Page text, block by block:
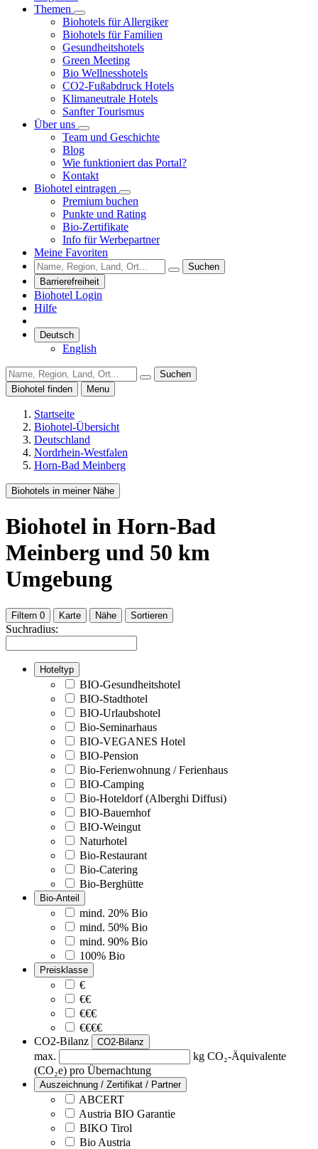
Themen
Biohotels für Allergiker
Biohotels für Familien
Gesundheitshotels
Green Meeting
Bio Wellnesshotels
CO2-Fußabdruck Hotels
Klimaneutrale Hotels
Sanfter Tourismus
Über uns
Team und Geschichte
Blog
Wie funktioniert das Portal?
Kontakt
Biohotel eintragen
Premium buchen
Punkte und Rating
Bio-Zertifikate
Info für Werbepartner
Meine Favoriten
Suchen
Barrierefreiheit
Biohotel Login
Hilfe
Deutsch
English
Suchen
Biohotel finden
Menu
Startseite
Biohotel-Übersicht
Deutschland
Nordrhein-Westfalen
Horn-Bad Meinberg
Biohotels in meiner Nähe
Biohotel in Horn-Bad
Meinberg und 50 km
Umgebung
Filtern 0 Karte Nähe Sortieren
Suchradius:
Hoteltyp
BIO-Gesundheitshotel
BIO-Stadthotel
BIO-Urlaubshotel
Bio-Seminarhaus
BIO-VEGANES Hotel
BIO-Pension
Bio-Ferienwohnung / Ferienhaus
BIO-Camping
Bio-Hoteldorf (Alberghi Diffusi)
BIO-Bauernhof
BIO-Weingut
Naturhotel
Bio-Restaurant
Bio-Catering
Bio-Berghütte
Bio-Anteil
mind. 20% Bio
mind. 50% Bio
mind. 90% Bio
100% Bio
Preisklasse
€
€€
€€€
€€€€
CO2-Bilanz
CO2-Bilanz
max.
kg CO₂-Äquivalente
(CO₂e) pro Übernachtung
Auszeichnung / Zertifikat / Partner
ABCERT
Austria BIO Garantie
BIKO Tirol
Bio Austria